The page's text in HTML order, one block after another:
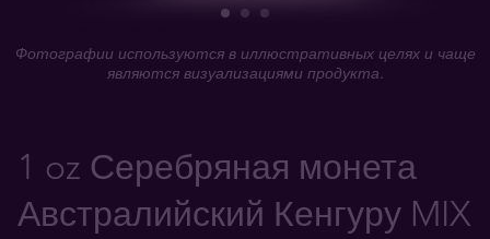
Фотографии используются в иллюстративных целях и чаще
являются визуализациями продукта.
1 oz Серебряная монета
Австралийский Кенгуру MIX